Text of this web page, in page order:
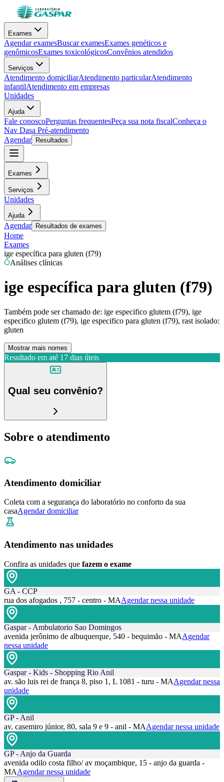
Exames
Agendar examesBuscar examesExames genéticos e
genômicosExames toxicológicosConvênios atendidos
Serviços
Atendimento domiciliarAtendimento particularAtendimento
infantilAtendimento em empresas
Unidades
Ajuda
Fale conoscoPerguntas frequentesPeça sua nota fiscalConheça o
Nav Dasa Pré-atendimento
Agendar
Resultados
Exames
Serviços
Unidades
Ajuda
Agendar Resultados de exames
Home
Exames
ige específica para gluten (f79)
Análises clínicas
ige específica para gluten (f79)
Também pode ser chamado de: ige especifico glutem (f79), ige
especifico glutem (f79), ige especifico para gluten (f79), rast isolado:
gluten
Mostrar mais nomes
Resultado em até 17 dias úteis
Qual seu convênio?
Sobre o atendimento
Atendimento domiciliar
Coleta com a segurança do laboratório no conforto da sua
casaAgendar domiciliar
Atendimento nas unidades
Confira as unidades que fazem o exame
GA - CCP
rua dos afogados , 757 - centro - MAAgendar nessa unidade
Gaspar - Ambulatorio Sao Domingos
avenida jerônimo de albuquerque, 540 - bequimão - MAAgendar
nessa unidade
Gaspar - Kids - Shopping Rio Anil
av. são luis rei de frança 8, piso 1, L 1081 - turu - MAAgendar nessa
unidade
GP - Anil
av. casemiro júnior, 80, sala 9 e 9 - anil - MAAgendar nessa unidade
GP - Anjo da Guarda
avenida odilo costa filho/ av moçambique, 15 - anjo da guarda -
MAAgendar nessa unidade